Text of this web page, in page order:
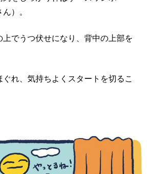
）。
上でうつ伏せになり、背中の上部を
ぐれ、気持ちよくスタートを切るこ